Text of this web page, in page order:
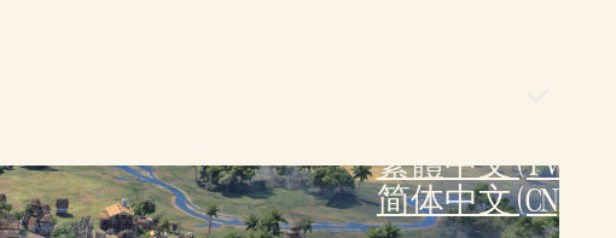
繁體中文 (TW)
简体中文 (CN)